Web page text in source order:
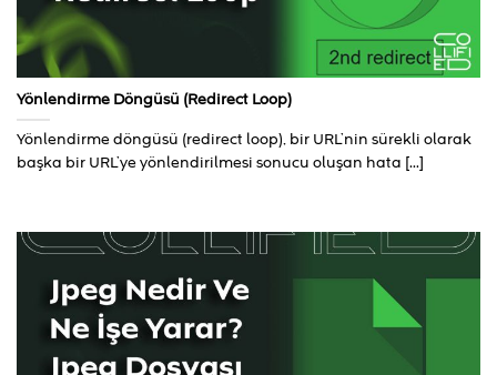
Yönlendirme Döngüsü (Redirect Loop)
Yönlendirme döngüsü (redirect loop), bir URL’nin sürekli olarak
başka bir URL’ye yönlendirilmesi sonucu oluşan hata [...]